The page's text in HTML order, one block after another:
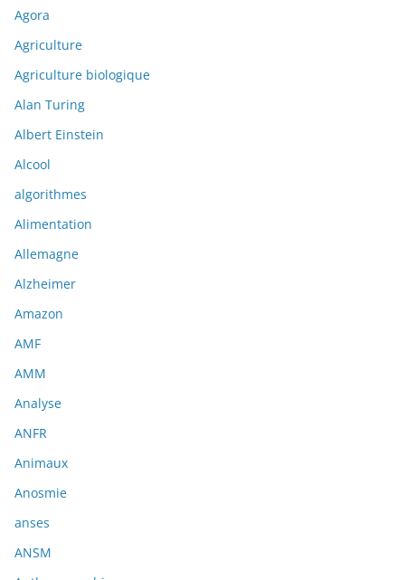
Agora
Agriculture
Agriculture biologique
Alan Turing
Albert Einstein
Alcool
algorithmes
Alimentation
Allemagne
Alzheimer
Amazon
AMF
AMM
Analyse
ANFR
Animaux
Anosmie
anses
ANSM